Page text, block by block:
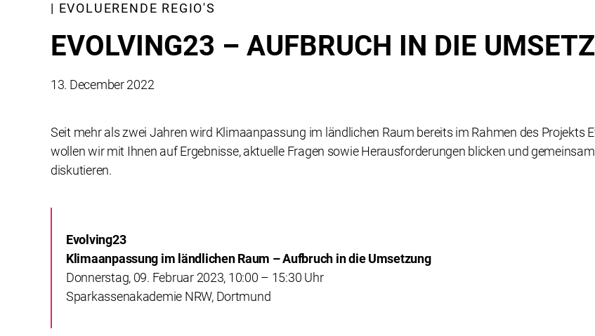
| EVOLUERENDE REGIO'S
EVOLVING23 – AUFBRUCH IN DIE
13. December 2022
Seit mehr als zwei Jahren wird Klimaanpassung im ländlichen Raum bereits im Rahmen des Projekts
wollen wir mit Ihnen auf Ergebnisse, aktuelle Fragen sowie Herausforderungen blicken und
diskutieren.
Evolving23
Klimaanpassung im ländlichen Raum – Aufbruch in die Umsetzung
Donnerstag, 09. Februar 2023, 10:00 – 15:30 Uhr
Sparkassenakademie NRW, Dortmund